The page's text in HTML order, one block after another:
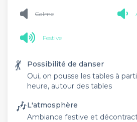
Calme
Festive
💃
Possibilité de danser
Oui, on pousse les tables à
heure, autour des tables
🎶L'atmosphère
Ambiance festive et